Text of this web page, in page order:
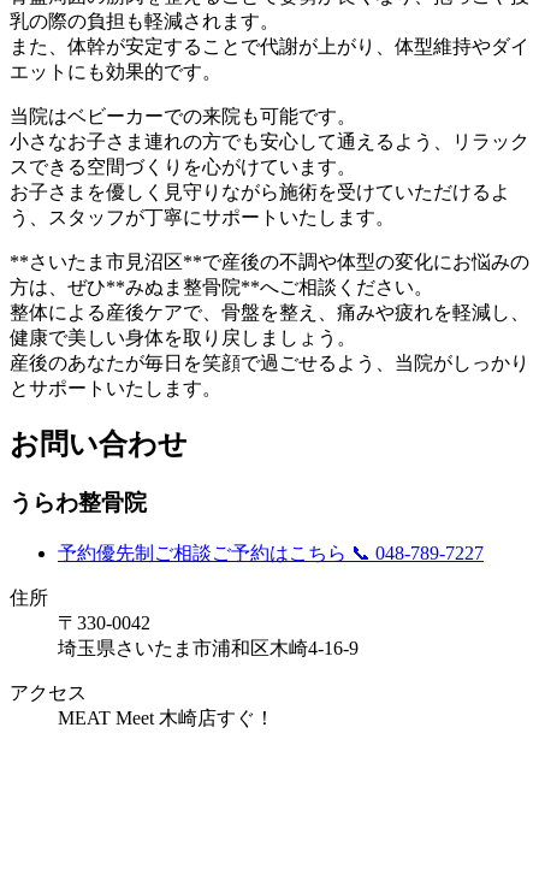
乳の際の負担も軽減されます。
また、体幹が安定することで代謝が上がり、体型維持やダイ
エットにも効果的です。
当院はベビーカーでの来院も可能です。
小さなお子さま連れの方でも安心して通えるよう、リラック
スできる空間づくりを心がけています。
お子さまを優しく見守りながら施術を受けていただけるよ
う、スタッフが丁寧にサポートいたします。
**さいたま市見沼区**で産後の不調や体型の変化にお悩みの
方は、ぜひ**みぬま整骨院**へご相談ください。
整体による産後ケアで、骨盤を整え、痛みや疲れを軽減し、
健康で美しい身体を取り戻しましょう。
産後のあなたが毎日を笑顔で過ごせるよう、当院がしっかり
とサポートいたします。
お問い合わせ
うらわ整骨院
予約優先制 ご相談ご予約はこちら 📞 048-789-7227
住所
〒330-0042
埼玉県さいたま市浦和区木崎4-16-9
アクセス
MEAT Meet 木崎店すぐ！